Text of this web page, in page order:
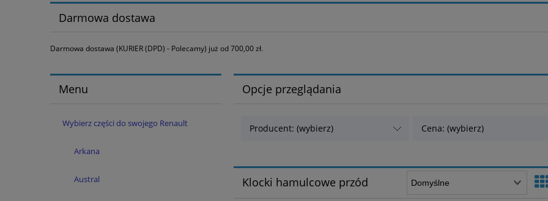
Darmowa dostawa
Darmowa dostawa (KURIER (DPD) - Polecamy) już od 700,00 zł.
Menu
Wybierz części do swojego Renault
Arkana
Austral
Opcje przeglądania
Producent: (wybierz) Cena: (wybierz)
Klocki hamulcowe przód